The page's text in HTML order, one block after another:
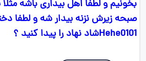
صبحه زیرش نزنه بیدار شه و لطفا
Hehe0101شاد نهاد را پیدا کنید ؟